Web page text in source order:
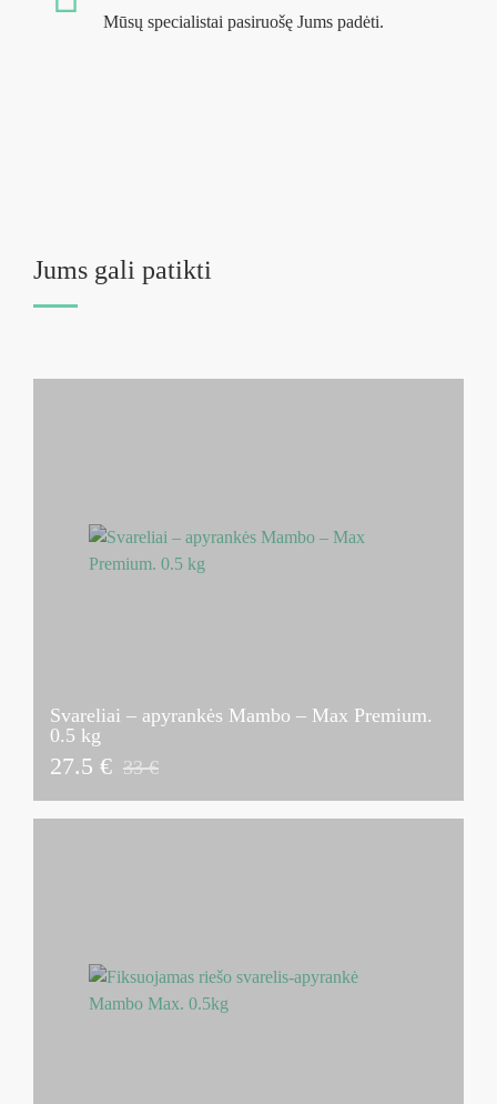
Mūsų specialistai pasiruošę Jums padėti.
Jums gali patikti
Svareliai – apyrankės Mambo – Max Premium.
0.5 kg
27.5 € 33 €